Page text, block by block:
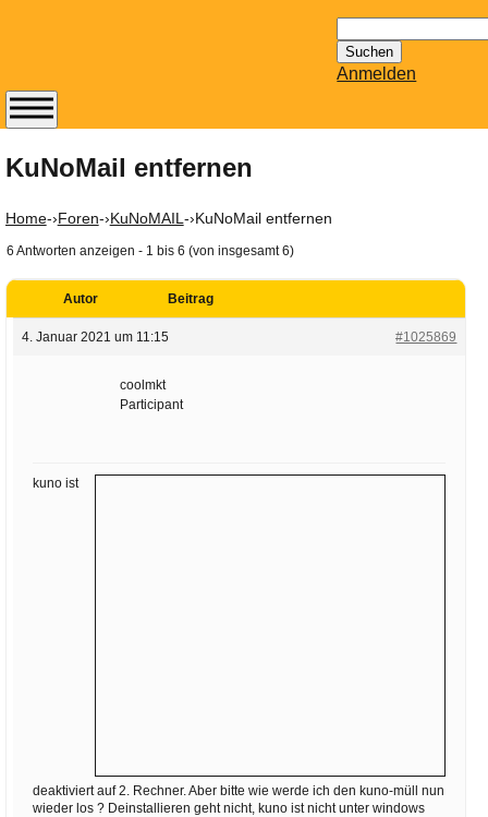
nach:
Anmelden
KuNoMail entfernen
Home-›Foren-›KuNoMAIL -›KuNoMail entfernen
6 Antworten anzeigen - 1 bis 6 (von insgesamt 6)
Autor Beitrag
4. Januar 2021 um 11:15 #1025869
coolmkt
Participant
kuno ist
deaktiviert auf 2. Rechner. Aber bitte wie werde ich den kuno-müll nun
wieder los ? Deinstallieren geht nicht, kuno ist nicht unter windows
Abonnieren Sie den
14-tägig
Newsletter von
kostenlos.
Der ständig aktuelle
Email für Sie
Wie z.B. Outlook,
GMail, Thunderbird